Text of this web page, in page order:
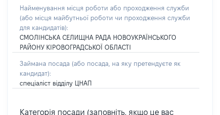
Найменування місця роботи або проходження служби
(або місця майбутньої роботи чи проходження служби
для кандидатів):
СМОЛІНСЬКА СЕЛИЩНА РАДА НОВОУКРАЇНСЬКОГО
РАЙОНУ КІРОВОГРАДСЬКОЇ ОБЛАСТІ
Займана посада (або посада, на яку претендуєте як
кандидат):
спеціаліст відділу ЦНАП
Категорія посади (заповніть, якщо це вас